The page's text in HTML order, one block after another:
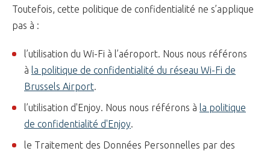
Toutefois, cette politique de confidentialité ne s’applique
pas à :
l’utilisation du Wi-Fi à l’aéroport. Nous nous référons
à la politique de confidentialité du réseau Wi-Fi de
Brussels Airport.
l’utilisation d'Enjoy. Nous nous référons à la politique
de confidentialité d'Enjoy.
le Traitement des Données Personnelles par des